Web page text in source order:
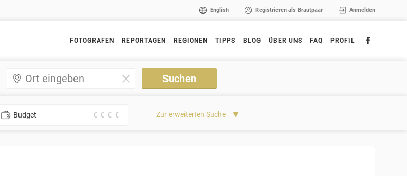
English Registrieren als Brautpaar Anmelden
FOTOGRAFEN REPORTAGEN REGIONEN TIPPS BLOG ÜBER UNS FAQ PROFIL
Budget € € € € Zur erweiterten Suche